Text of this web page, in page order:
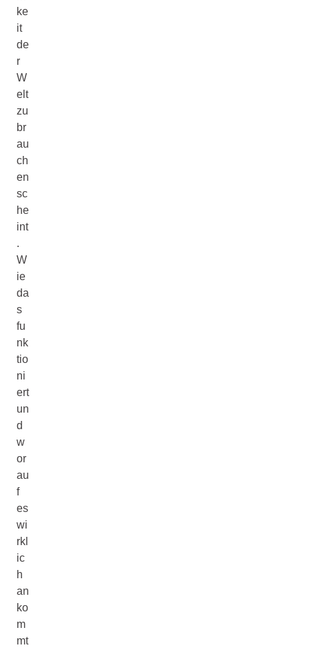
ke
it
de
r
W
elt
zu
br
au
ch
en
sc
he
int
.
W
ie
da
s
fu
nk
tio
ni
ert
un
d
w
or
au
f
es
wi
rkl
ic
h
an
ko
m
mt